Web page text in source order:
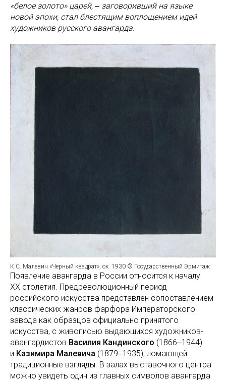
«белое золото» царей, ‒ заговоривший на языке
новой эпохи, стал блестящим воплощением идей
художников русского авангарда.
К.С. Малевич «Черный квадрат», ок. 1930 © Государственный Эрмитаж
Появление авангарда в России относится к началу
XX столетия. Предреволюционный период
российского искусства представлен сопоставлением
классических жанров фарфора Императорского
завода как образцов официально принятого
искусства, с живописью выдающихся художников-
авангардистов Василия Кандинского (1866‒1944)
и Казимира Малевича (1879‒1935), ломающей
традиционные взгляды. В залах выставочного центра
можно увидеть один из главных символов авангарда